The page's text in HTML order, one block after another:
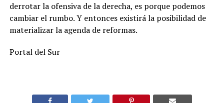
derrotar la ofensiva de la derecha, es porque podemos
cambiar el rumbo. Y entonces existirá la posibilidad de
materializar la agenda de reformas.
Portal del Sur